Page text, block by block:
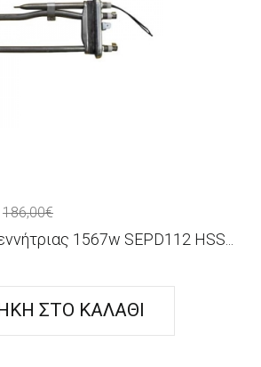
186,00€
1567w SEPD112 HSS...
ΣΤΟ ΚΑΛΆΘΙ